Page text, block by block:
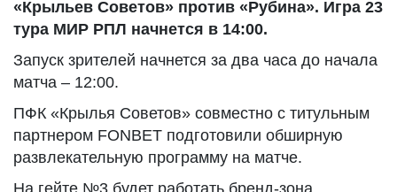
«Крыльев Советов» против «Рубина». Игра 23
тура МИР РПЛ начнется в 14:00.
Запуск зрителей начнется за два часа до начала
матча – 12:00.
ПФК «Крылья Советов» совместно с титульным
партнером FONBET подготовили обширную
развлекательную программу на матче.
На гейте №3 будет работать бренд-зона